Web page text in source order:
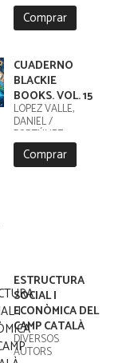
Comprar
CUADERNO
BLACKIE
BOOKS. VOL. 15
LÓPEZ VALLE,
DANIEL /
FORTÚNEZ,
CRISTOBAL
Comprar
ESTRUCTURA
SOCIAL I
ECONÒMICA DEL
CAMP CATALÀ
DIVERSOS
AUTORS